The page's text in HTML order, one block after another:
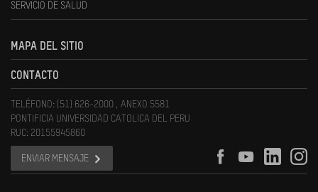
SERVICIO DE SALUD
MAPA DEL SITIO
CONTACTO
TELÉFONO: (51) 626-2000 , ANEXO 5581
PONTIFICIA UNIVERSIDAD CATOLICA DEL PERU
RUC: 20155945860
ENVIAR MENSAJE